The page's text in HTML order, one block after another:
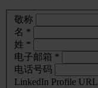
敬称
名 *
姓 *
电子邮箱 *
电话号码
LinkedIn Profile URL